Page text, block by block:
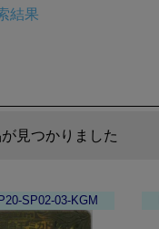
結果
見つかりました
SP02-03-KGM